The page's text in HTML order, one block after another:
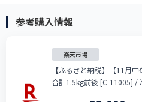
参考購入情報
楽天市場
【ふるさと納税】【11月
合計1.5kg前後 [C-11005] /